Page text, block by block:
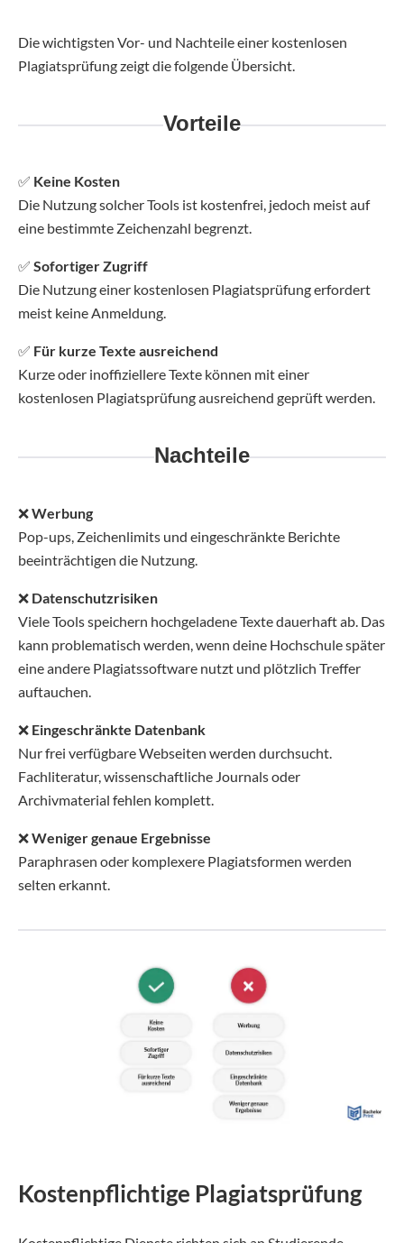
Die wichtigsten Vor- und Nachteile einer kostenlosen
Plagiatsprüfung zeigt die folgende Übersicht.
Vorteile
✅ Keine Kosten
Die Nutzung solcher Tools ist kostenfrei, jedoch meist auf
eine bestimmte Zeichenzahl begrenzt.
✅ Sofortiger Zugriff
Die Nutzung einer kostenlosen Plagiatsprüfung erfordert
meist keine Anmeldung.
✅ Für kurze Texte ausreichend
Kurze oder inoffiziellere Texte können mit einer
kostenlosen Plagiatsprüfung ausreichend geprüft werden.
Nachteile
❌Werbung
Pop-ups, Zeichenlimits und eingeschränkte Berichte
beeinträchtigen die Nutzung.
❌ Datenschutzrisiken
Viele Tools speichern hochgeladene Texte dauerhaft ab. Das
kann problematisch werden, wenn deine Hochschule später
eine andere Plagiatssoftware nutzt und plötzlich Treffer
auftauchen.
❌ Eingeschränkte Datenbank
Nur frei verfügbare Webseiten werden durchsucht.
Fachliteratur, wissenschaftliche Journals oder
Archivmaterial fehlen komplett.
❌Weniger genaue Ergebnisse
Paraphrasen oder komplexere Plagiatsformen werden
selten erkannt.
Kostenpflichtige Plagiatsprüfung